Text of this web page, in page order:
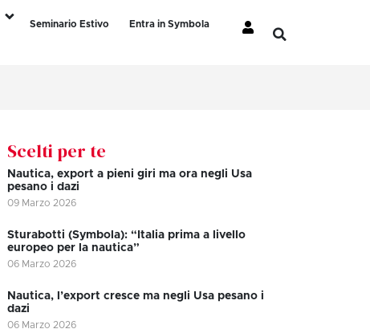
Seminario Estivo
Entra in Symbola
Scelti per te
Nautica, export a pieni giri ma ora negli Usa
pesano i dazi
09 Marzo 2026
Sturabotti (Symbola): “Italia prima a livello
europeo per la nautica”
06 Marzo 2026
Nautica, l’export cresce ma negli Usa pesano i
dazi
06 Marzo 2026